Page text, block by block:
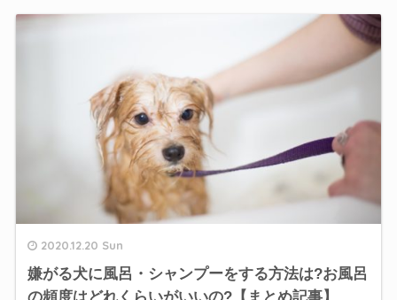
2020.12.20 Sun
嫌がる犬に風呂・シャンプーをする方法は?お風呂